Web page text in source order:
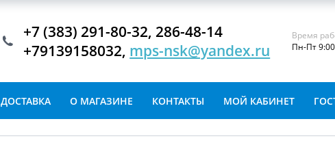
+7 (383) 291-80-32, 286-48-14
+79139158032, mps-nsk@yandex.ru
Время
Пн-Пт
ДОСТАВКА О МАГАЗИНЕ КОНТАКТЫ МОЙ КАБИНЕТ